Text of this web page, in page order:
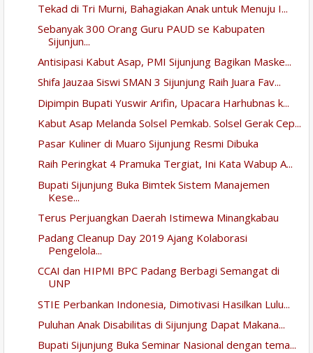
Tekad di Tri Murni, Bahagiakan Anak untuk Menuju I...
Sebanyak 300 Orang Guru PAUD se Kabupaten
Sijunjun...
Antisipasi Kabut Asap, PMI Sijunjung Bagikan Maske...
Shifa Jauzaa Siswi SMAN 3 Sijunjung Raih Juara Fav...
Dipimpin Bupati Yuswir Arifin, Upacara Harhubnas k...
Kabut Asap Melanda Solsel Pemkab. Solsel Gerak Cep...
Pasar Kuliner di Muaro Sijunjung Resmi Dibuka
Raih Peringkat 4 Pramuka Tergiat, Ini Kata Wabup A...
Bupati Sijunjung Buka Bimtek Sistem Manajemen
Kese...
Terus Perjuangkan Daerah Istimewa Minangkabau
Padang Cleanup Day 2019 Ajang Kolaborasi
Pengelola...
CCAI dan HIPMI BPC Padang Berbagi Semangat di
UNP
STIE Perbankan Indonesia, Dimotivasi Hasilkan Lulu...
Puluhan Anak Disabilitas di Sijunjung Dapat Makana...
Bupati Sijunjung Buka Seminar Nasional dengan tema...